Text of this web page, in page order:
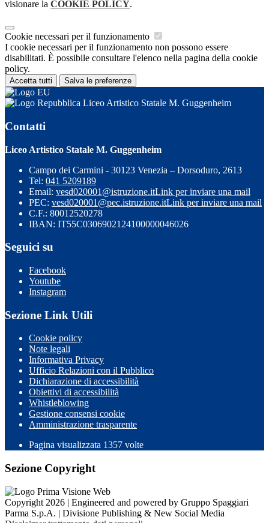
visionare la COOKIE POLICY.
Cookie necessari per il funzionamento
I cookie necessari per il funzionamento non possono essere
disabilitati. È possibile consultare l'elenco nella pagina della cookie
policy.
Accetta tutti Salva le preferenze
Liceo Artistico Statale M. Guggenheim
Contatti
Liceo Artistico Statale M. Guggenheim
Campo dei Carmini - 30123 Venezia – Dorsoduro, 2613
Tel: 041 5209189
Email: vesd020001@istruzione.itLink per inviare una mail
PEC: vesd020001@pec.istruzione.itLink per inviare una mail
C.F.: 80012520278
IBAN: IT55C0306902124100000046026
Seguici su
Facebook
Youtube
Instagram
Sezione Link Utili
Cookie policy
Note legali
Informativa Privacy
Ufficio Relazioni con il Pubblico
Dichiarazione di accessibilità
Obiettivi di accessibilità
Whistleblowing
Gestione consensi cookie
Amministrazione trasparente
Pagina visualizzata 1357 volte
Sezione Copyright
Copyright 2026 | Engineered and powered by Gruppo Spaggiari
Parma S.p.A. | Divisione Publishing & New Social Media